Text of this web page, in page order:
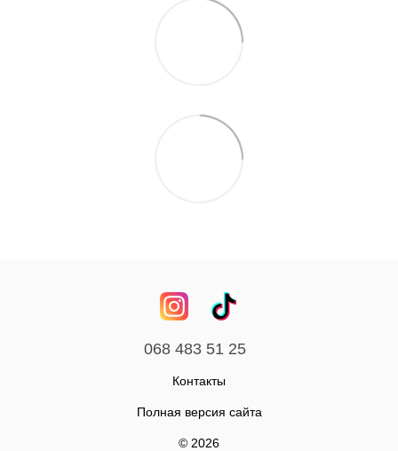
068 483 51 25
Контакты
Полная версия сайта
© 2026